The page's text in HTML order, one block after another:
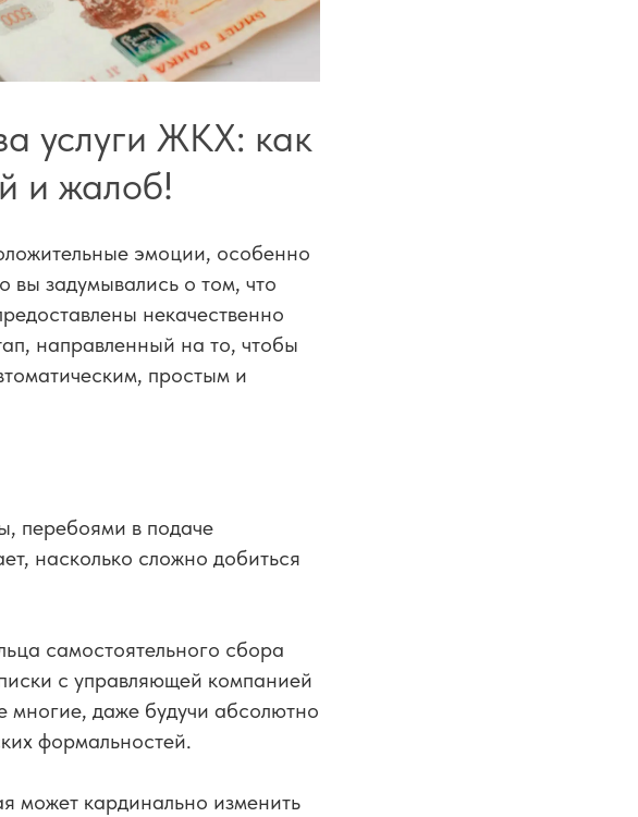
услуги ЖКХ: как
и жалоб!
эмоции, особенно
вы задумывались о том, что
некачественно
направленный на то, чтобы
простым и
перебоями в подаче
насколько сложно добиться
самостоятельного сбора
с управляющей компанией
многие, даже будучи абсолютно
формальностей.
может кардинально изменить